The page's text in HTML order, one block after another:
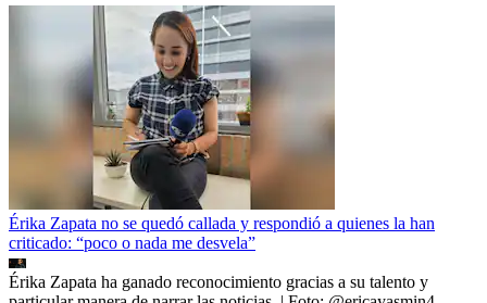
Érika Zapata no se quedó callada y respondió a quienes la han
criticado: “poco o nada me desvela”
Érika Zapata ha ganado reconocimiento gracias a su talento y